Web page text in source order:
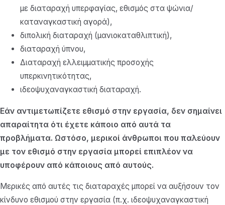
με διαταραχή υπερφαγίας, εθισμός στα ψώνια/
καταναγκαστική αγορά),
διπολική διαταραχή (μανιοκαταθλιπτική),
διαταραχή ύπνου,
Διαταραχή ελλειμματικής προσοχής
υπερκινητικότητας,
ιδεοψυχαναγκαστική διαταραχή.
Εάν αντιμετωπίζετε εθισμό στην εργασία, δεν σημαίνει
απαραίτητα ότι έχετε κάποιο από αυτά τα
προβλήματα. Ωστόσο, μερικοί άνθρωποι που παλεύουν
με τον εθισμό στην εργασία μπορεί επιπλέον να
υποφέρουν από κάποιους από αυτούς.
Μερικές από αυτές τις διαταραχές μπορεί να αυξήσουν τον
κίνδυνο εθισμού στην εργασία (π.χ. ιδεοψυχαναγκαστική